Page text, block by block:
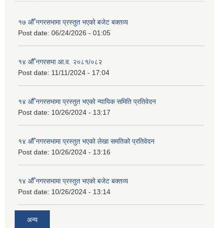
१७ औँ नगरसभामा प्रस्तुत भएको बजेट बक्तव्य
Post date: 06/24/2026 - 01:05
१४ औँ नगरसभा आ.व. २०८१/०८२
Post date: 11/11/2024 - 17:04
१४ औँ नगरसभामा प्रस्तुत भएको न्यायिक समिति प्रतिवेदन
Post date: 10/26/2024 - 13:17
१४ औँ नगरसभामा प्रस्तुत भएको लेखा समतिको प्रतिवेदन
Post date: 10/26/2024 - 13:16
१४ औँ नगरसभामा प्रस्तुत भएको बजेट बक्तव्य
Post date: 10/26/2024 - 13:14
अन्य